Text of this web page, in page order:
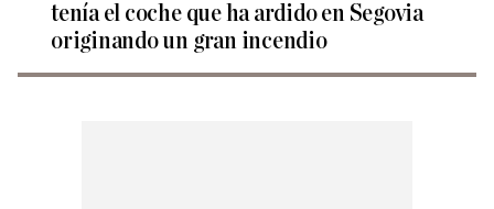
tenía el coche que ha ardido en Segovia
originando un gran incendio